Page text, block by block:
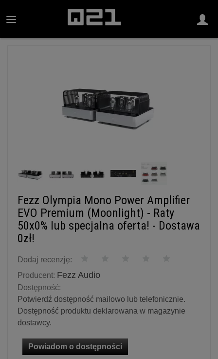
Fezz Olympia Mono Power Amplifier
EVO Premium (Moonlight) - Raty
50x0% lub specjalna oferta! - Dostawa
0zł!
Dodaj recenzję:
Producent: Fezz Audio
Dostępność:
Potwierdź dostępność mailowo lub telefonicznie.
Dostępność produktu deklarowana w magazynie
dostawcy.
Powiadom o dostępności